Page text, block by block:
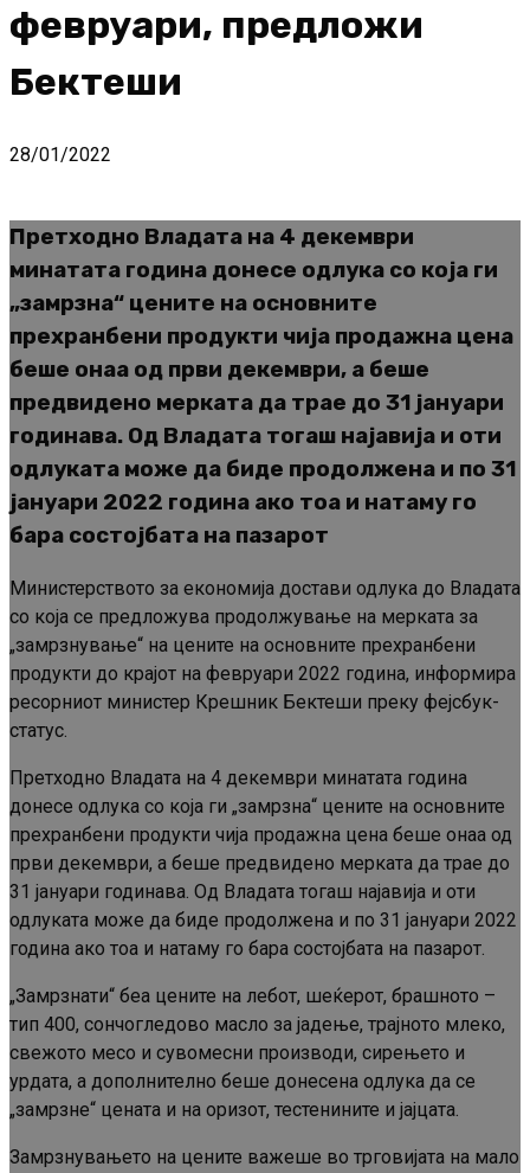
февруари, предложи
Бектеши
28/01/2022
Претходно Владата на 4 декември
минатата година донесе одлука со која ги
„замрзна“ цените на основните
прехранбени продукти чија продажна цена
беше онаа од први декември, а беше
предвидено мерката да трае до 31 јануари
годинава. Од Владата тогаш најавија и оти
одлуката може да биде продолжена и по 31
јануари 2022 година ако тоа и натаму го
бара состојбата на пазарот
Министерството за економија достави одлука до Владата
со која се предложува продолжување на мерката за
„замрзнување“ на цените на основните прехранбени
продукти до крајот на февруари 2022 година, информира
ресорниот министер Крешник Бектеши преку фејсбук-
статус.
Претходно Владата на 4 декември минатата година
донесе одлука со која ги „замрзна“ цените на основните
прехранбени продукти чија продажна цена беше онаа од
први декември, а беше предвидено мерката да трае до
31 јануари годинава. Од Владата тогаш најавија и оти
одлуката може да биде продолжена и по 31 јануари 2022
година ако тоа и натаму го бара состојбата на пазарот.
„Замрзнати“ беа цените на лебот, шеќерот, брашното –
тип 400, сончогледово масло за јадење, трајното млеко,
свежото месо и сувомесни производи, сирењето и
урдата, а дополнително беше донесена одлука да се
„замрзне“ цената и на оризот, тестенините и јајцата.
Замрзнувањето на цените важеше во трговијата на мало